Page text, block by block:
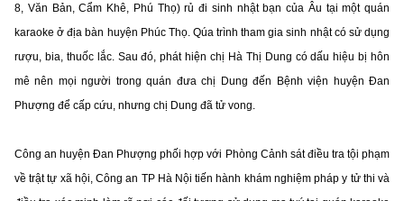
8, Văn Bản, Cẩm Khê, Phú Thọ) rủ đi sinh nhật bạn của Âu tại một quán
karaoke ở địa bàn huyện Phúc Thọ. Qúa trình tham gia sinh nhật có sử dụng
rượu, bia, thuốc lắc. Sau đó, phát hiện chị Hà Thị Dung có dấu hiệu bị hôn
mê nên mọi người trong quán đưa chị Dung đến Bệnh viện huyện Đan
Phượng để cấp cứu, nhưng chị Dung đã tử vong.
Công an huyện Đan Phượng phối hợp với Phòng Cảnh sát điều tra tội phạm
về trật tự xã hội, Công an TP Hà Nội tiến hành khám nghiệm pháp y tử thi và